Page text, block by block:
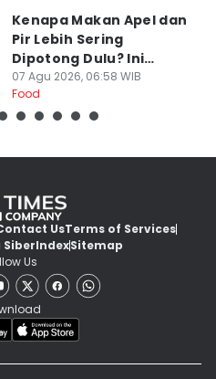
Kenapa Makan Apel dan
Pir Lebih Sering
Dipotong Dulu? Ini
Alasannya
07 Agu 2026, 06:58 WIB
Food
UsTerms of Services
SiberIndexSitemap
Us